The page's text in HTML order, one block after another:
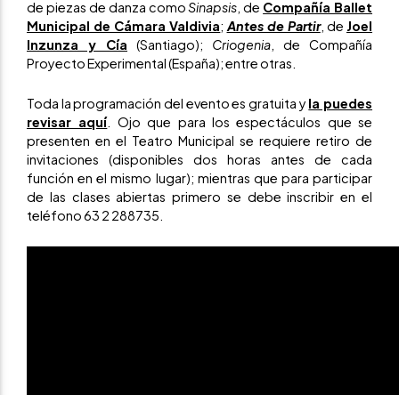
de piezas de danza comoSinapsis , de Compañía Ballet
Municipal de Cámara Valdivia; Antes de Partir, de Joel
Inzunza y Cía (Santiago); Criogenia , de Compañía
Proyecto Experimental (España); entre otras.
Toda la programación del evento es gratuita y la puedes
revisar aquí. Ojo que para los espectáculos que se
presenten en el Teatro Municipal se requiere retiro de
invitaciones (disponibles dos horas antes de cada
función en el mismo lugar); mientras que para participar
de las clases abiertas primero se debe inscribir en el
teléfono 63 2 288735.